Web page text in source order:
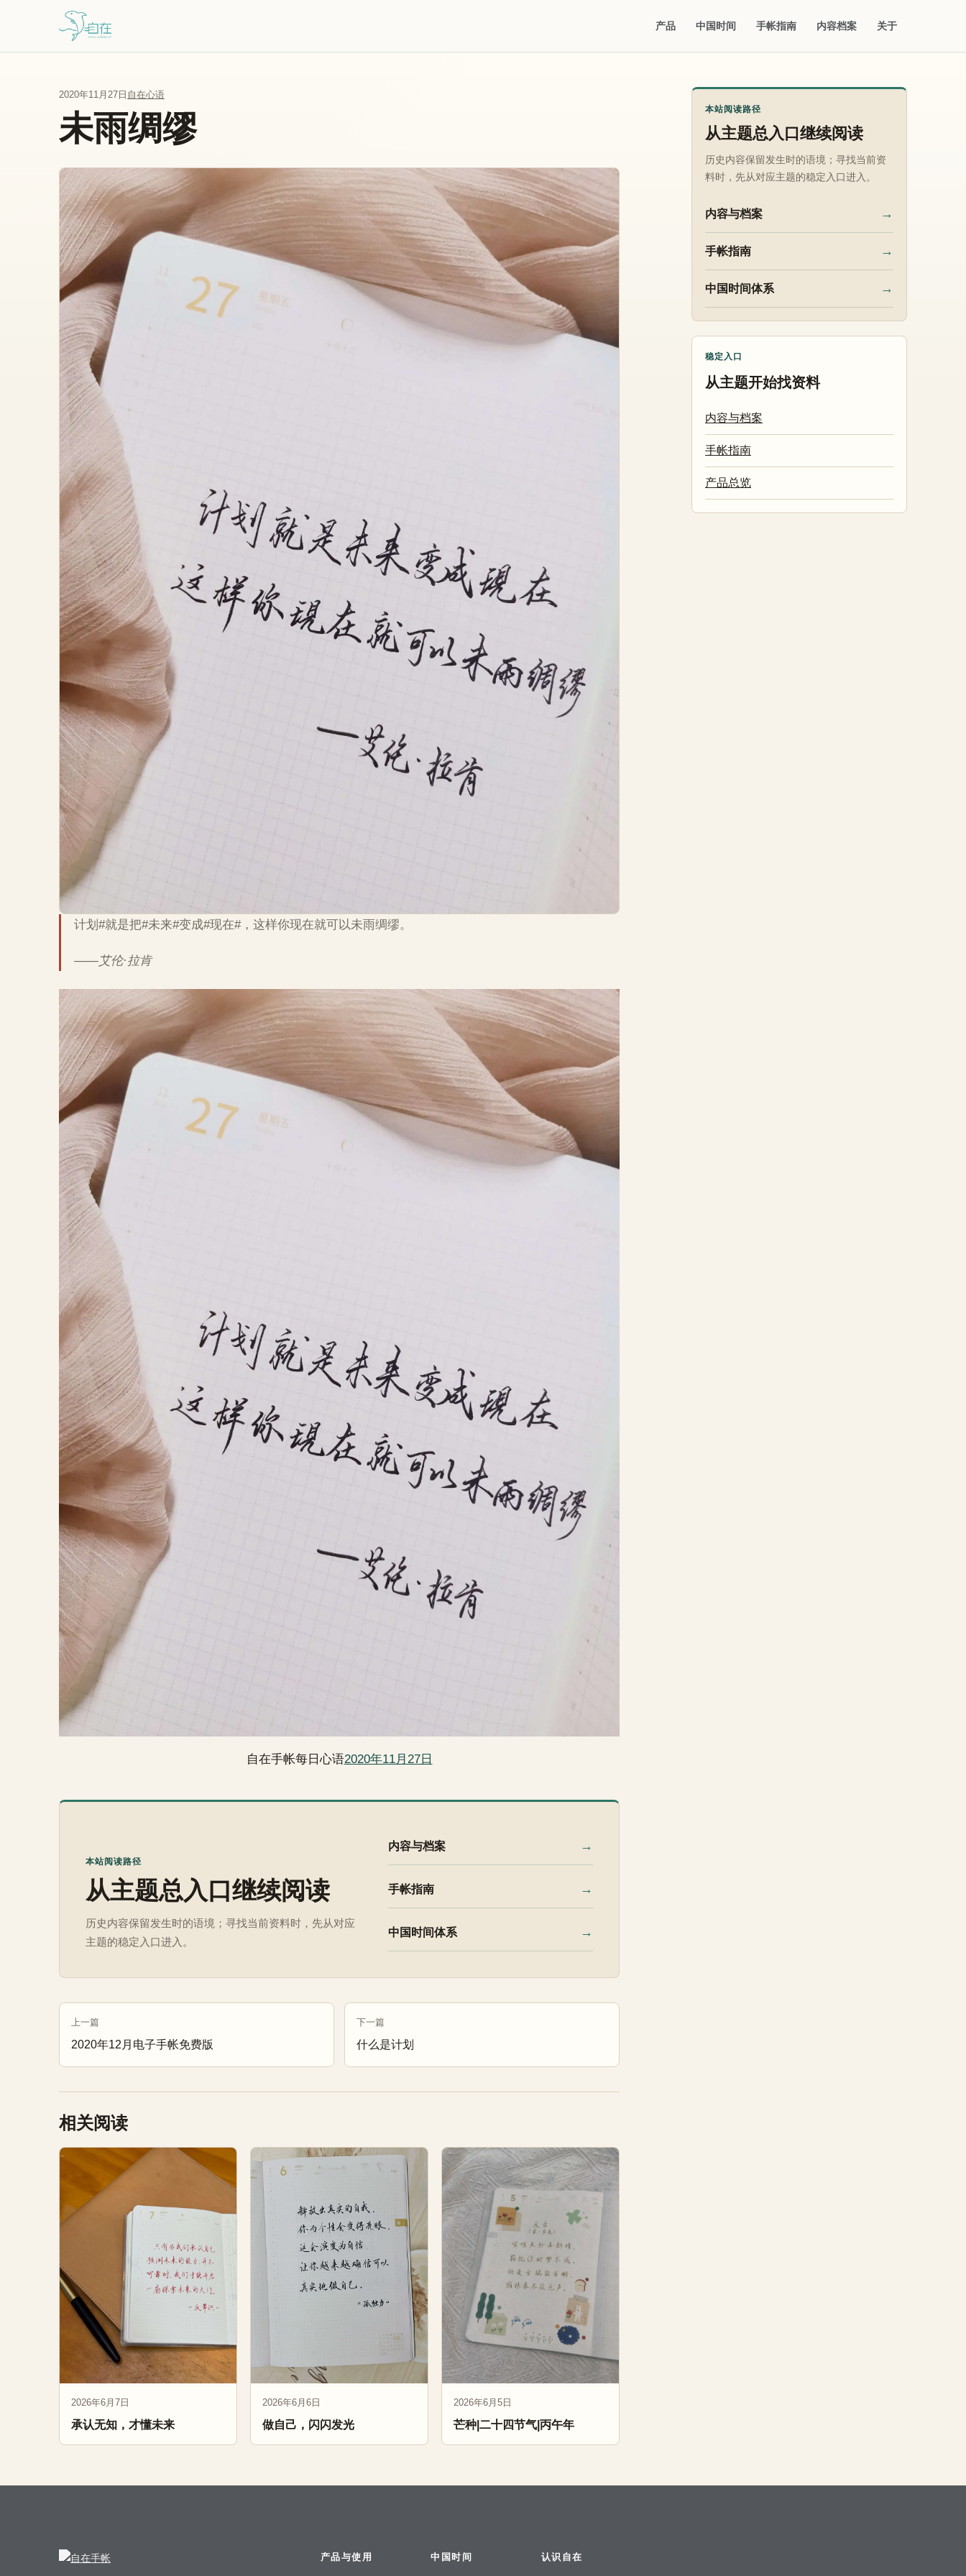
跳到主要内容
产品 中国时间 手帐指南 内容档案 关于
2020年11月27日 自在心语
未雨绸缪
计划#就是把#未来#变成#现在#，这样你现在就可以未雨绸缪。
——艾伦·拉肯
自在手帐每日心语2020年11月27日
本站阅读路径
从主题总入口继续阅读
历史内容保留发生时的语境；寻找当前资料时，先从对应
主题的稳定入口进入。
内容与档案 →
手帐指南 →
中国时间体系 →
上一篇
2020年12月电子手帐免费版
下一篇
什么是计划
相关阅读
2026年6月7日
承认无知，才懂未来
2026年6月6日
做自己，闪闪发光
2026年6月5日
芒种|二十四节气|丙午年
本站阅读路径
从主题总入口继续阅读
历史内容保留发生时的语境；寻找当前资
料时，先从对应主题的稳定入口进入。
内容与档案 →
手帐指南 →
中国时间体系 →
稳定入口
从主题开始找资料
内容与档案
手帐指南
产品总览
产品与使用 中国时间 认识自在